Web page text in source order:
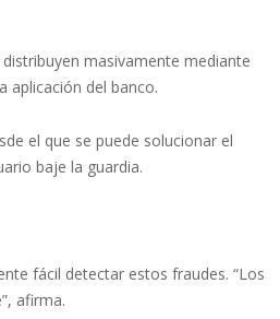
masivamente mediante
aplicación del banco.
el que se puede solucionar el
baje la guardia.
fácil detectar estos fraudes. “Los
afirma.